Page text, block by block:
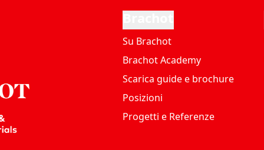
Su Brachot
Brachot Academy
Scarica guide e brochure
Posizioni
Progetti e Referenze